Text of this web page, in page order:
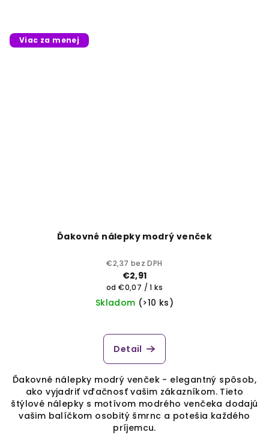
Viac za menej
Ďakovné nálepky modrý venček
€2,37 bez DPH
€2,91
Jednotková
cena:
od €0,07 / 1 ks
Skladom (>10 ks)
Detail
Ďakovné nálepky modrý venček - elegantný spôsob,
ako vyjadriť vďačnosť vašim zákazníkom. Tieto
štýlové nálepky s motívom modrého venčeka dodajú
vašim balíčkom osobitý šmrnc a potešia každého
príjemcu.